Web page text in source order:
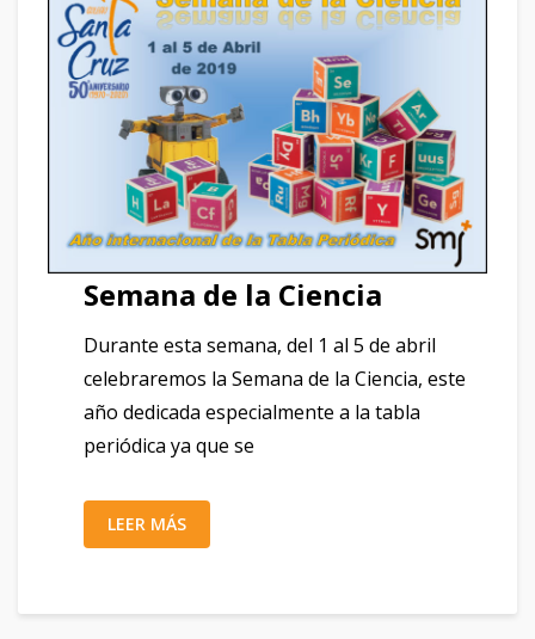
Semana de la Ciencia
Durante esta semana, del 1 al 5 de abril
celebraremos la Semana de la Ciencia, este
año dedicada especialmente a la tabla
periódica ya que se
LEER MÁS